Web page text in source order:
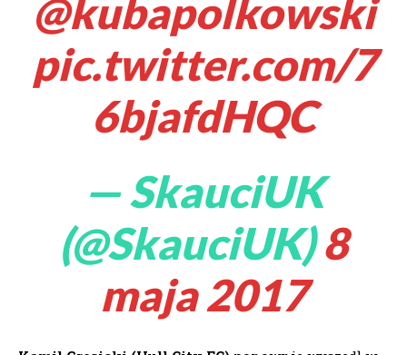
@kubapolkowski
pic.twitter.com/7
6bjafdHQC
— SkauciUK
(@SkauciUK)8
maja 2017